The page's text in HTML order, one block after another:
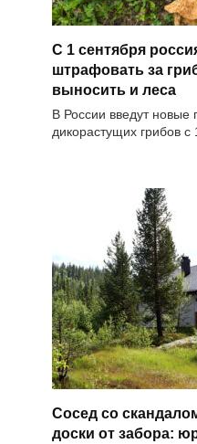
С 1 сентября
штрафовать за
выносить и леса
В России введут новые
дикорастущих грибов с
Сосед со
доски от забора: